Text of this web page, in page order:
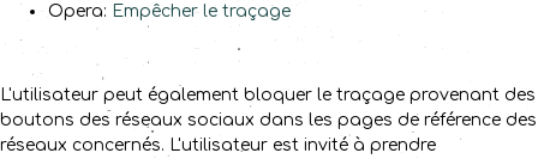
Opera: Empêcher le traçage
L'utilisateur peut également bloquer le traçage provenant des
boutons des réseaux sociaux dans les pages de référence des
réseaux concernés. L'utilisateur est invité à prendre